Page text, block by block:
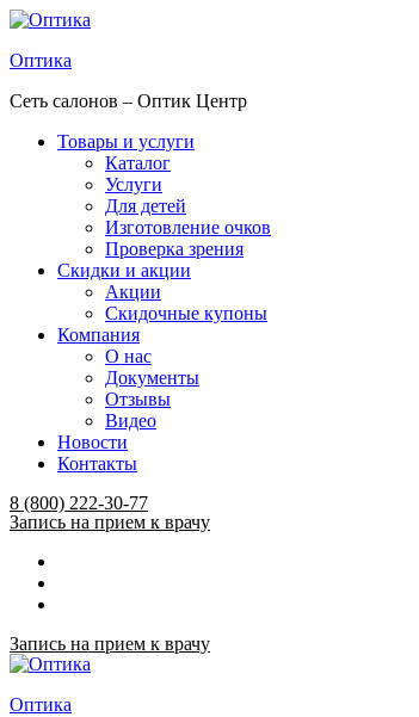
Оптика
Сеть салонов – Оптик Центр
Товары и услуги
Каталог
Услуги
Для детей
Изготовление очков
Проверка зрения
Скидки и акции
Акции
Скидочные купоны
Компания
О нас
Документы
Отзывы
Видео
Новости
Контакты
Menu
8 (800) 222-30-77
Запись на прием к врачу
Запись на прием к врачу
Оптика